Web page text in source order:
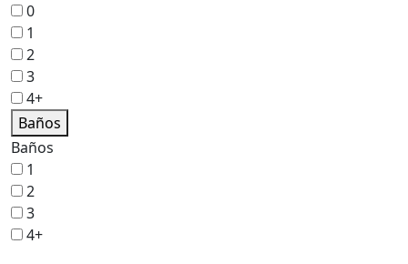
0
1
2
3
4+
Baños
Baños
1
2
3
4+